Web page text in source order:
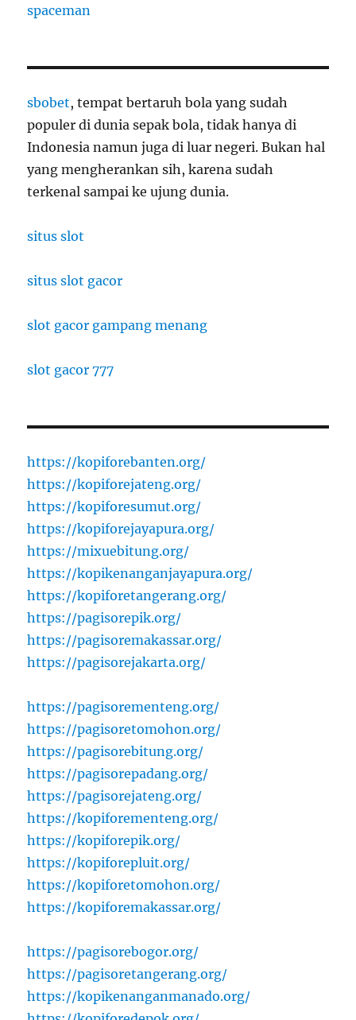
spaceman
sbobet, tempat bertaruh bola yang sudah
populer di dunia sepak bola, tidak hanya di
Indonesia namun juga di luar negeri. Bukan hal
yang mengherankan sih, karena sudah
terkenal sampai ke ujung dunia.
situs slot
situs slot gacor
slot gacor gampang menang
slot gacor 777
https://kopiforebanten.org/
https://kopiforejateng.org/
https://kopiforesumut.org/
https://kopiforejayapura.org/
https://mixuebitung.org/
https://kopikenanganjayapura.org/
https://kopiforetangerang.org/
https://pagisorepik.org/
https://pagisoremakassar.org/
https://pagisorejakarta.org/
https://pagisorementeng.org/
https://pagisoretomohon.org/
https://pagisorebitung.org/
https://pagisorepadang.org/
https://pagisorejateng.org/
https://kopiforementeng.org/
https://kopiforepik.org/
https://kopiforepluit.org/
https://kopiforetomohon.org/
https://kopiforemakassar.org/
https://pagisorebogor.org/
https://pagisoretangerang.org/
https://kopikenanganmanado.org/